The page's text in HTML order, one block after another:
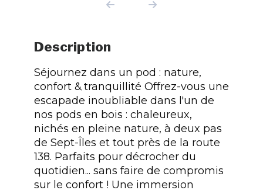
Description
Séjournez dans un pod : nature,
confort & tranquillité Offrez-vous une
escapade inoubliable dans l'un de
nos pods en bois : chaleureux,
nichés en pleine nature, à deux pas
de Sept-Îles et tout près de la route
138. Parfaits pour décrocher du
quotidien... sans faire de compromis
sur le confort ! Une immersion